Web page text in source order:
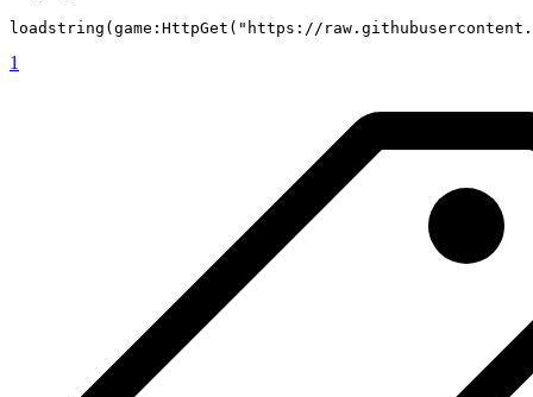
loadstring(game:HttpGet("https://
1